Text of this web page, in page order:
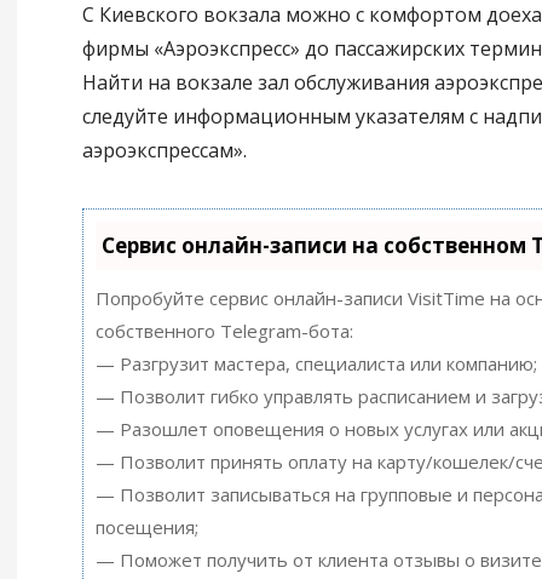
С Киевского вокзала можно с комфортом
фирмы «Аэроэкспресс» до пассажирских
Найти на вокзале зал обслуживания
следуйте информационным указателям с
аэроэкспрессам».
Сервис онлайн-записи на собственном
Попробуйте сервис онлайн-записи VisitTime на
собственного Telegram-бота:
— Разгрузит мастера, специалиста или компанию;
— Позволит гибко управлять расписанием и
— Разошлет оповещения о новых услугах или
— Позволит принять оплату на карту/кошелек/
— Позволит записываться на групповые и
посещения;
— Поможет получить от клиента отзывы о визите